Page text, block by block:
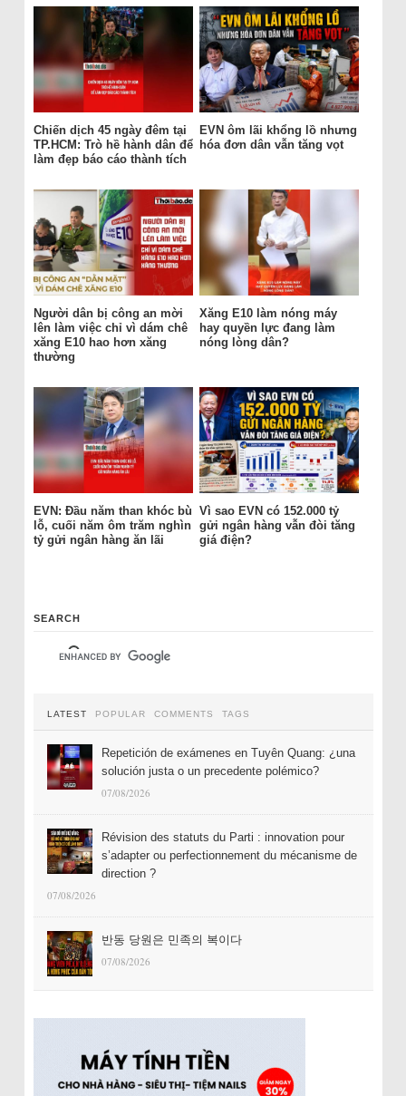
Chiến dịch 45 ngày đêm tại
TP.HCM: Trò hề hành dân để
làm đẹp báo cáo thành tích
EVN ôm lãi khổng lồ nhưng
hóa đơn dân vẫn tăng vọt
Người dân bị công an mời
lên làm việc chỉ vì dám chê
xăng E10 hao hơn xăng
thường
Xăng E10 làm nóng máy
hay quyền lực đang làm
nóng lòng dân?
EVN: Đầu năm than khóc bù
lỗ, cuối năm ôm trăm nghìn
tỷ gửi ngân hàng ăn lãi
Vì sao EVN có 152.000 tỷ
gửi ngân hàng vẫn đòi tăng
giá điện?
SEARCH
LATEST POPULAR COMMENTS TAGS
Repetición de exámenes en Tuyên Quang: ¿una
solución justa o un precedente polémico?
07/08/2026
Révision des statuts du Parti : innovation pour
s’adapter ou perfectionnement du mécanisme de
direction ?
07/08/2026
반동 당원은 민족의 복이다
07/08/2026